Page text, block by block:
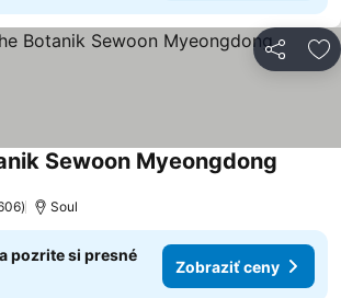
Zdieľať
Sewoon Myeongdong
Soul
pozrite si presné
Zobraziť ceny